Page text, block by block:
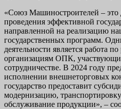
«Союз Машиностроителей – это
проведения эффективной
направленной на реализацию
государственных программ.
деятельности является работа
организациям ОПК,
сотрудничестве. В 2024 году
исполнении внешнеторговых
государство предоставит
модернизацию,
обслуживание продукции», –